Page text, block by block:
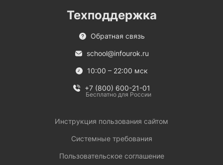
Техподдержка
Обратная связь
school@infourok.ru
10:00 – 22:00 мск
+7 (800) 600-21-01
Бесплатно для России
Инструкция пользования сайтом
Системные требования
Пользовательское соглашение